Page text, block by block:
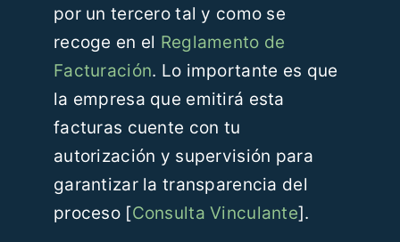
Contáctanos
por un tercero tal y como se
recoge en el Reglamento de
Facturación. Lo importante es que
la empresa que emitirá esta
facturas cuente con tu
autorización y supervisión para
garantizar la transparencia del
proceso [Consulta Vinculante].